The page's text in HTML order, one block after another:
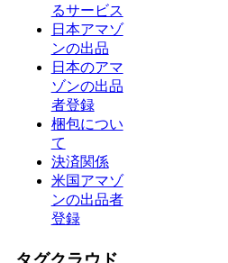
るサービス
日本アマゾ
ンの出品
日本のアマ
ゾンの出品
者登録
梱包につい
て
決済関係
米国アマゾ
ンの出品者
登録